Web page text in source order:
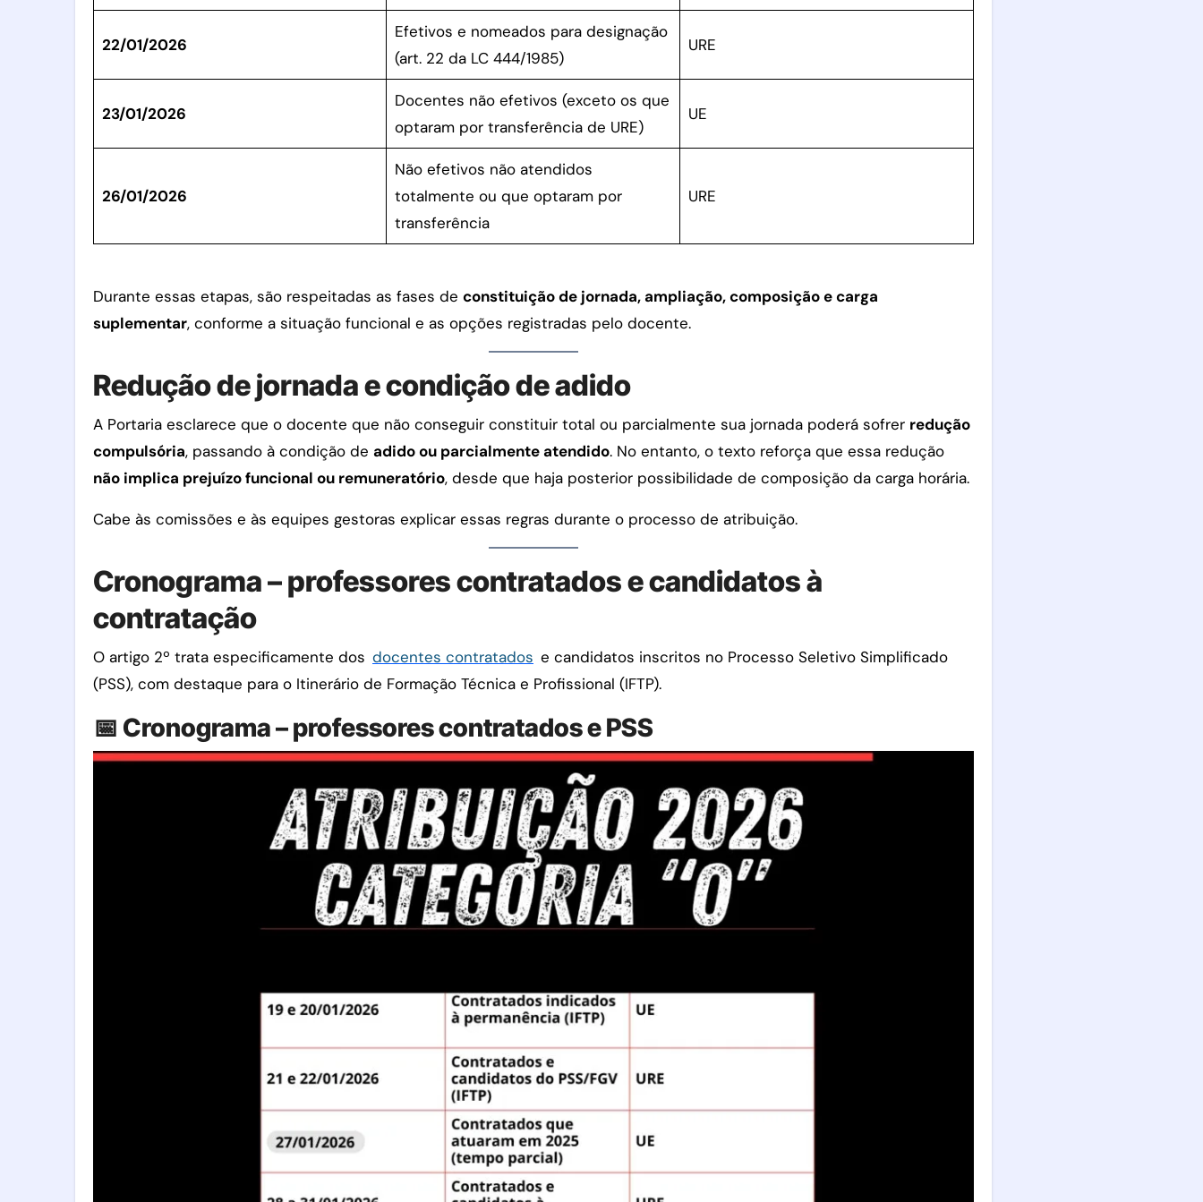
22/01/2026
Efetivos e nomeados para designação
(art. 22 da LC 444/1985)
URE
23/01/2026
Docentes não efetivos (exceto os que
optaram por transferência de URE)
UE
26/01/2026
Não efetivos não atendidos
totalmente ou que optaram por
transferência
URE
Durante essas etapas, são respeitadas as fases de constituição de jornada, ampliação, composição e carga
suplementar, conforme a situação funcional e as opções registradas pelo docente.
Redução de jornada e condição de adido
A Portaria esclarece que o docente que não conseguir constituir total ou parcialmente sua jornada poderá sofrer redução
compulsória, passando à condição de adido ou parcialmente atendido. No entanto, o texto reforça que essa redução
não implica prejuízo funcional ou remuneratório, desde que haja posterior possibilidade de composição da carga horária.
Cabe às comissões e às equipes gestoras explicar essas regras durante o processo de atribuição.
Cronograma – professores contratados e candidatos à
contratação
O artigo 2º trata especificamente dos docentes contratados e candidatos inscritos no Processo Seletivo Simplificado
(PSS), com destaque para o Itinerário de Formação Técnica e Profissional (IFTP).
📅 Cronograma – professores contratados e PSS